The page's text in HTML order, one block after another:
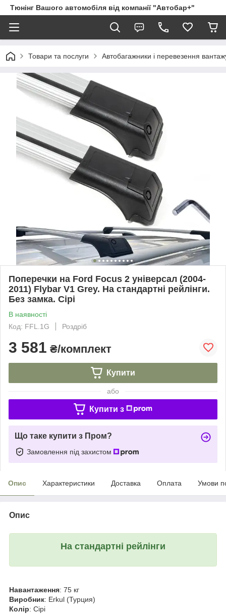
Тюнінг Вашого автомобіля від компанії "Автобар+"
Товари та послуги Автобагажники і перевезення
Поперечки на Ford Focus 2 універсал (2004-
2011) Flybar V1 Grey. На стандартні рейлінги.
Без замка. Сірі
В наявності
Код: FFL.1G
Роздріб
3 581 ₴/комплект
Купити
або
Купити з
Що таке купити з Пром?
Замовлення під захистом
Опис Характеристики Доставка Оплата Умови
Опис
На стандартні рейлінги
Навантаження: 75 кг
Виробник: Erkul (Турция)
Колір: Сірі